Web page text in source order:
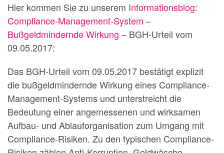
Hier kommen Sie zu unserem Informationsblog:
Compliance-Management-System –
Bußgeldmindernde Wirkung – BGH-Urteil vom
09.05.2017:
Das BGH-Urteil vom 09.05.2017 bestätigt explizit
die bußgeldmindernde Wirkung eines Compliance-
Management-Systems und unterstreicht die
Bedeutung einer angemessenen und wirksamen
Aufbau- und Ablauforganisation zum Umgang mit
Compliance-Risiken. Zu den typischen Compliance-